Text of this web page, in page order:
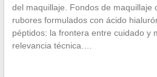
del maquillaje. Fondos de maquillaje
rubores formulados con ácido
péptidos: la frontera entre cuidado y
relevancia técnica.…